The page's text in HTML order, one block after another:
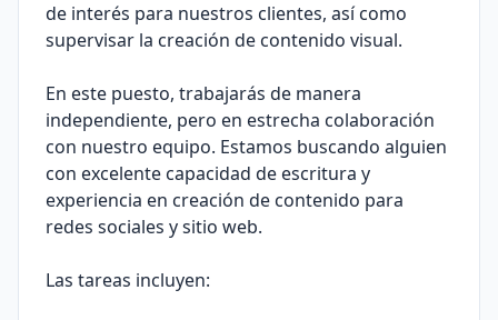
de interés para nuestros clientes, así como
supervisar la creación de contenido visual.
En este puesto, trabajarás de manera
independiente, pero en estrecha colaboración
con nuestro equipo. Estamos buscando alguien
con excelente capacidad de escritura y
experiencia en creación de contenido para
redes sociales y sitio web.
Las tareas incluyen: